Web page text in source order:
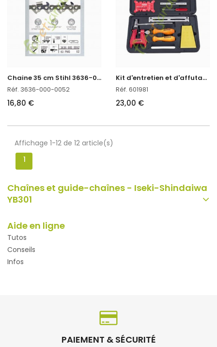
C
haine 35 cm Stihl 3636-000-0052
Réf. 3636-000-0052
16,80 €
K
it d'entretien et d'affutage Tronçonneuse Oregon réf. 601981 en stock
Réf. 601981
23,00 €
Affichage 1-12 de 12 article(s)
1
Chaînes et guide-chaînes - Iseki-Shindaiwa
YB301
Aide en ligne
Tutos
Conseils
Infos
PAIEMENT & SÉCURITÉ